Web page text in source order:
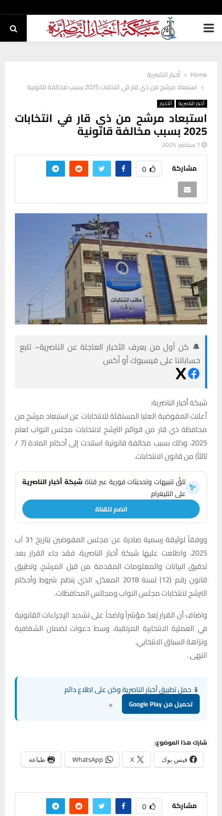
PRIMARY
Home
أخبار الناصرية
استبعاد مرشح من ذي قار في انتخابات 2025 بسبب مخالفة قانونية
أخبار الناصرية ألأخبار
استبعاد مرشح من ذي قار في انتخابات
2025 بسبب مخالفة قانونية
1 سبتمبر، 2025
مشاركة 0
🔔 كن أول من يعرف الأخبار العاجلة عن الناصرية– تابع
حساباتنا على فيسبوك أو أكس
شبكة أخبار الناصرية:
أعلنت المفوضية العليا المستقلة للانتخابات عن استبعاد مرشح من
محافظة ذي قار من قوائم الترشح لانتخابات مجلس النواب لعام
2025، وذلك بسبب مخالفة قانونية استندت إلى أحكام المادة (7 /
ثالثاً) من قانون الانتخابات.
تلقَّ تنبيهات وتحديثات فورية عبر قناةشبكة أخبار الناصرية
على التليغرام
انضم للقناة
ووفقاً لوثيقة رسمية صادرة عن مجلس المفوضين بتاريخ 31 آب
2025، واطلعت عليها شبكة أخبار الناصرية، فقد جاء القرار بعد
تدقيق البيانات والمعلومات المقدمة من قبل المرشح، وتطبيق
قانون رقم (12) لسنة 2018 المعدّل، الذي ينظم شروط وأحكام
الترشح لانتخابات مجلس النواب ومجالس المحافظات.
واضاف أن القرار يُعدّ مؤشراً واضحاً على تشديد الإجراءات القانونية
في العملية الانتخابية المرتقبة، وسط دعوات لضمان الشفافية
ونزاهة السباق الانتخابي.
انتهى .
📱 حمل تطبيق أخبار الناصرية وكن على اطلاع دائم
تحميل من Google Play ×
شارك هذا الموضوع:
فيس بوك X
WhatsApp طباعة
مشاركة 0